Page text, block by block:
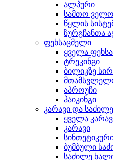
ალპური
სამთო
წყლის
ზურგჩანთა
ფეხსაცმელი
ყველა
ტრეკინგი
ბილიკზე
აპროუჩი
ჰაიკინგი
კარავი და
ყველა
კარავი
ბუმბული
საძილე